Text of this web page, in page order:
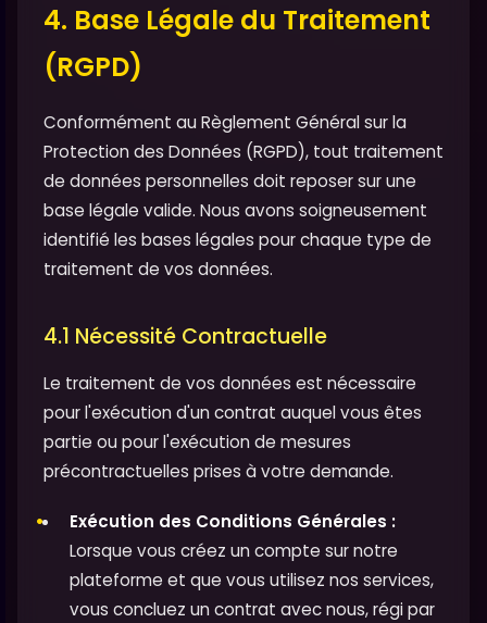
4. Base Légale du Traitement
(RGPD)
Conformément au Règlement Général sur la
Protection des Données (RGPD), tout traitement
de données personnelles doit reposer sur une
base légale valide. Nous avons soigneusement
identifié les bases légales pour chaque type de
traitement de vos données.
4.1 Nécessité Contractuelle
Le traitement de vos données est nécessaire
pour l'exécution d'un contrat auquel vous êtes
partie ou pour l'exécution de mesures
précontractuelles prises à votre demande.
Exécution des Conditions Générales :
Lorsque vous créez un compte sur notre
plateforme et que vous utilisez nos services,
vous concluez un contrat avec nous, régi par